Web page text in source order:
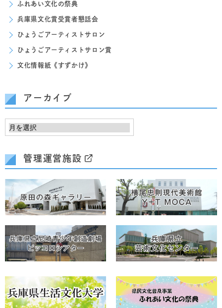
ふれあい文化の祭典
兵庫県文化賞受賞者懇話会
ひょうごアーティストサロン
ひょうごアーティストサロン賞
文化情報紙《すずかけ》
アーカイブ
管理運営施設